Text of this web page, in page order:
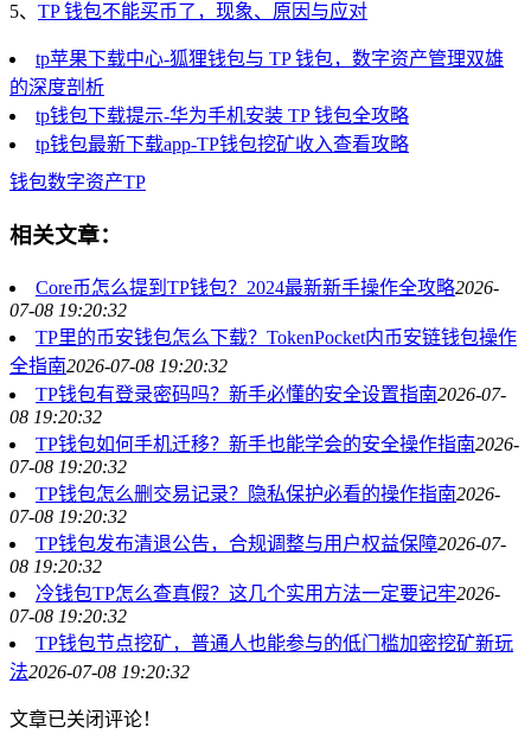
5、 TP 钱包不能买币了，现象、原因与应对
tp苹果下载中心-狐狸钱包与 TP 钱包，数字资产管理双雄
的深度剖析
tp钱包下载提示-华为手机安装 TP 钱包全攻略
tp钱包最新下载app-TP钱包挖矿收入查看攻略
钱包数字资产TP
相关文章：
Core币怎么提到TP钱包？2024最新新手操作全攻略2026-
07-08 19:20:32
TP里的币安钱包怎么下载？TokenPocket内币安链钱包操作
全指南2026-07-08 19:20:32
TP钱包有登录密码吗？新手必懂的安全设置指南2026-07-
08 19:20:32
TP钱包如何手机迁移？新手也能学会的安全操作指南2026-
07-08 19:20:32
TP钱包怎么删交易记录？隐私保护必看的操作指南2026-
07-08 19:20:32
TP钱包发布清退公告，合规调整与用户权益保障2026-07-
08 19:20:32
冷钱包TP怎么查真假？这几个实用方法一定要记牢2026-
07-08 19:20:32
TP钱包节点挖矿，普通人也能参与的低门槛加密挖矿新玩
法2026-07-08 19:20:32
文章已关闭评论！